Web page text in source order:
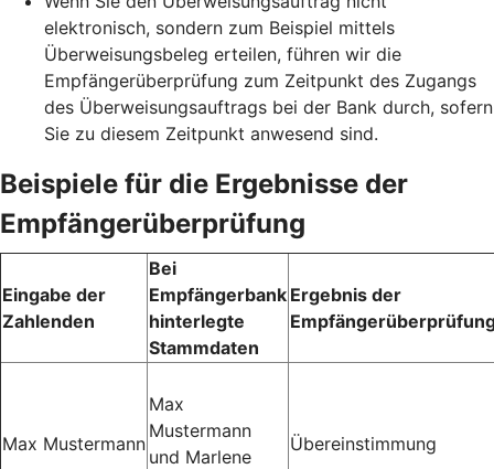
elektronisch, sondern zum Beispiel mittels
Überweisungsbeleg erteilen, führen wir die
Empfängerüberprüfung zum Zeitpunkt des Zugangs
des Überweisungsauftrags bei der Bank durch, sofern
Sie zu diesem Zeitpunkt anwesend sind.
Beispiele für die Ergebnisse der
Empfängerüberprüfung
Eingabe der
Zahlenden
Bei
Empfängerbank
hinterlegte
Stammdaten
Ergebnis der
Max Mustermann
Max
Mustermann
und Marlene
Übereinstimmung